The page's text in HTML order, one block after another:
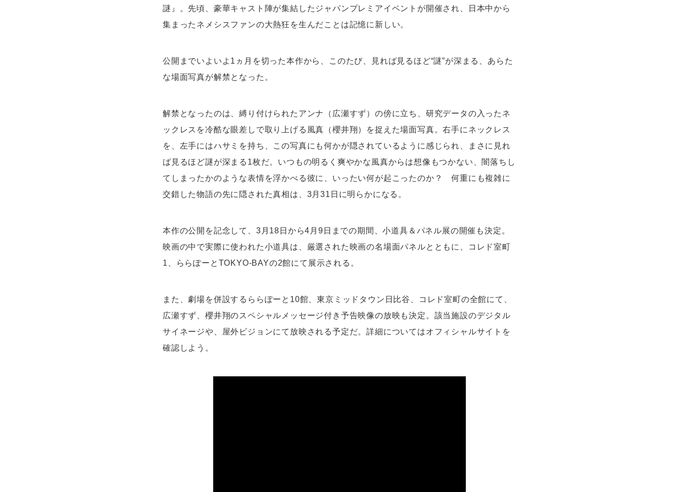
謎』。先頃、豪華キャスト陣が集結したジャパンプレミアイベントが開催され、日本中から
集まったネメシスファンの大熱狂を生んだことは記憶に新しい。
公開までいよいよ1ヵ月を切った本作から、このたび、見れば見るほど“謎”が深まる、あらた
な場面写真が解禁となった。
解禁となったのは、縛り付けられたアンナ（広瀬すず）の傍に立ち、研究データの入ったネ
ックレスを冷酷な眼差しで取り上げる風真（櫻井翔）を捉えた場面写真。右手にネックレス
を、左手にはハサミを持ち、この写真にも何かが隠されているように感じられ、まさに見れ
ば見るほど謎が深まる1枚だ。いつもの明るく爽やかな風真からは想像もつかない、闇落ちし
てしまったかのような表情を浮かべる彼に、いったい何が起こったのか？ 何重にも複雑に
交錯した物語の先に隠された真相は、3月31日に明らかになる。
本作の公開を記念して、3月18日から4月9日までの期間、小道具＆パネル展の開催も決定。
映画の中で実際に使われた小道具は、厳選された映画の名場面パネルとともに、コレド室町
1、ららぽーとTOKYO-BAYの2館にて展示される。
また、劇場を併設するららぽーと10館、東京ミッドタウン日比谷、コレド室町の全館にて、
広瀬すず、櫻井翔のスペシャルメッセージ付き予告映像の放映も決定。該当施設のデジタル
サイネージや、屋外ビジョンにて放映される予定だ。詳細についてはオフィシャルサイトを
確認しよう。